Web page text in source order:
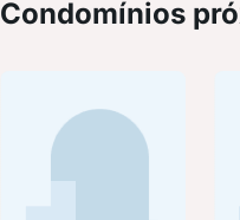
Condomínios